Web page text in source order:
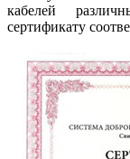
кабелей
сертификату